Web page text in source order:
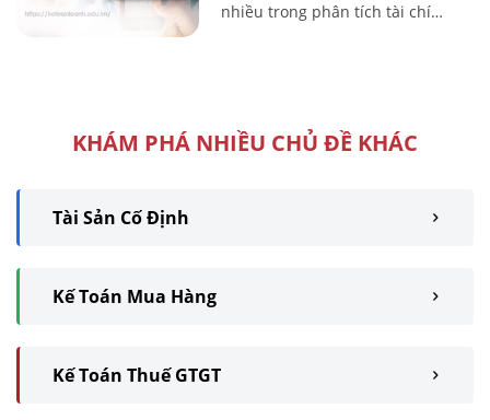
nhiều trong phân tích tài chính
KHÁM PHÁ NHIỀU CHỦ ĐỀ KHÁC
Tài Sản Cố Định
Kế Toán Mua Hàng
Kế Toán Thuế GTGT